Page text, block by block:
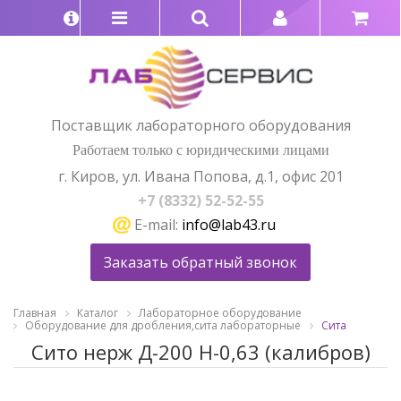
Поставщик лабораторного оборудования
Работаем только с юридическими лицами
г. Киров, ул. Ивана Попова, д.1, офис 201
+7 (8332) 52-52-55
E-mail: info@lab43.ru
Заказать обратный звонок
Главная Каталог
Лабораторное оборудование
Оборудование для дробления,сита лабораторные
Сита
Сито нерж Д-200 Н-0,63 (калибров)